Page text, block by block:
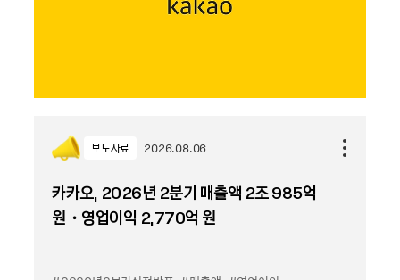
보도자료 2026.08.06
카카오, 2026년 2분기 매출액 2조 985억
원・영업이익 2,770억 원